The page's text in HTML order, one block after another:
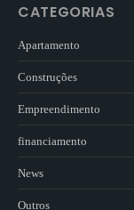
CATEGORIAS
Apartamento
Construções
Empreendimento
financiamento
News
Outros